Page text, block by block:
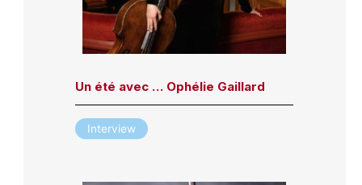
Un été avec … Ophélie Gaillard
Interview